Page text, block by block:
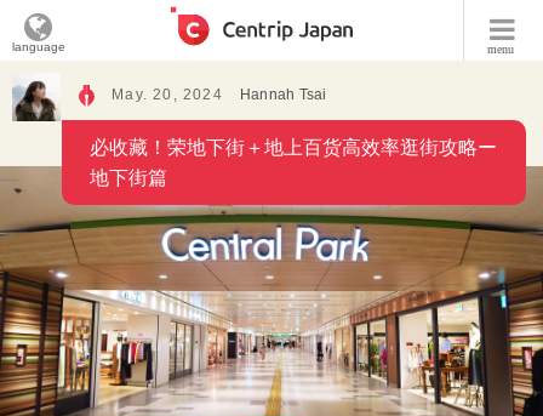
menu
language
May. 20, 2024 Hannah Tsai
必收藏！荣地下街＋地上百货高效率逛街攻略ー
地下街篇